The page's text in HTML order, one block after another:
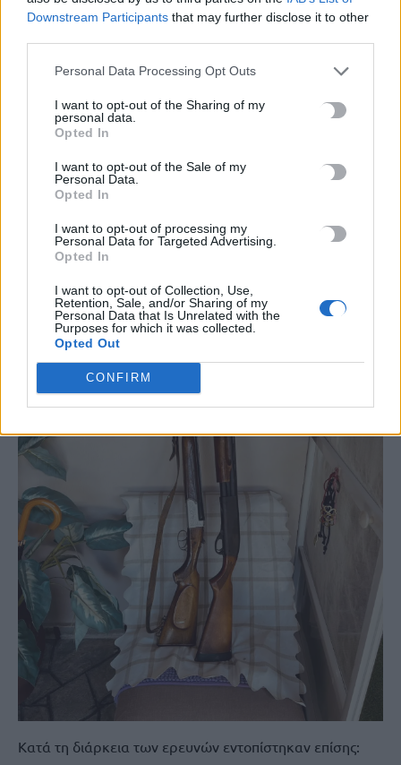
Downstream Participants that may further disclose it to other
Personal Data Processing Opt Outs
I want to opt-out of the Sharing of my
personal data.
Opted In
I want to opt-out of the Sale of my
Personal Data.
Opted In
I want to opt-out of processing my
Personal Data for Targeted Advertising.
Opted In
I want to opt-out of Collection, Use,
Retention, Sale, and/or Sharing of my
Personal Data that Is Unrelated with the
Purposes for which it was collected.
Opted Out
CONFIRM
-5- χρυσές λίρες,
κινητά τηλέφωνα,
εξωτερική φορητή μονάδα αποθήκευσης (usb),
χειρόγραφες σημειώσεις,
σφραγίδες μεταξύ των οποίων και μία πλαστή με
ανύπαρκτο Α.Φ.Μ.,
βιβλιάρια τραπέζης και
Κατά τη διάρκεια των ερευνών εντοπίστηκαν επίσης: